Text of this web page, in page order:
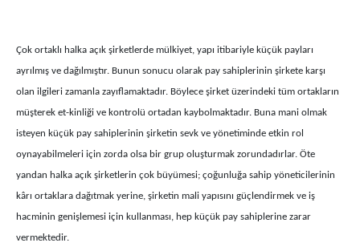
Çok ortaklı halka açık şirketlerde mülkiyet, yapı itibariyle küçük payları
ayrılmış ve dağılmıştır. Bunun sonucu olarak pay sahiplerinin şirkete karşı
olan ilgileri zamanla zayıflamaktadır. Böylece şirket üzerindeki tüm ortakların
müşterek et-kinliği ve kontrolü ortadan kaybolmaktadır. Buna mani olmak
isteyen küçük pay sahiplerinin şirketin sevk ve yönetiminde etkin rol
oynayabilmeleri için zorda olsa bir grup oluşturmak zorundadırlar. Öte
yandan halka açık şirketlerin çok büyümesi; çoğunluğa sahip yöneticilerinin
kârı ortaklara dağıtmak yerine, şirketin mali yapısını güçlendirmek ve iş
hacminin genişlemesi için kullanması, hep küçük pay sahiplerine zarar
vermektedir.